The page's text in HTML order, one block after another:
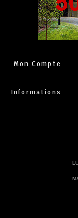
Mon Compte
Informations